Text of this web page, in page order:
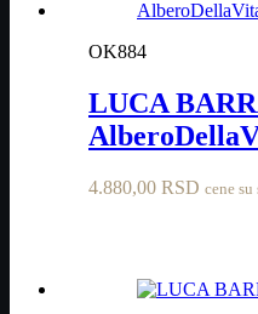
OK884
LUCA
4.880,00 RSD cene su